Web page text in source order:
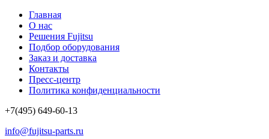
Главная
О нас
Решения Fujitsu
Подбор оборудования
Заказ и доставка
Контакты
Пресс-центр
Политика конфиденциальности
+7(495) 649-60-13
info@fujitsu-parts.ru